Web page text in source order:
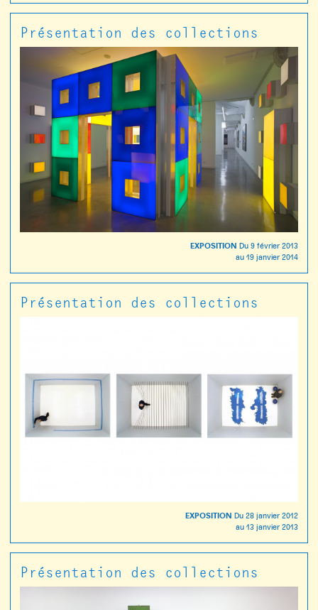
Présentation des collections
EXPOSITION Du 9 février 2013
au 19 janvier 2014
Présentation des collections
EXPOSITION Du 28 janvier 2012
au 13 janvier 2013
Présentation des collections